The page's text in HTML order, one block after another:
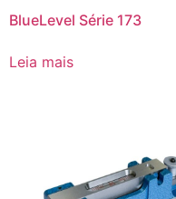
BlueLevel Série 173
Leia mais